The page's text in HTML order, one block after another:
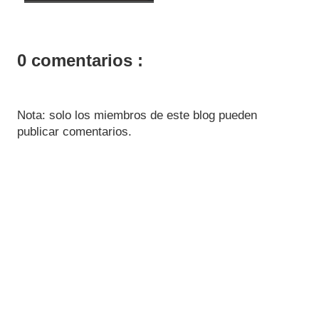
0 comentarios :
Nota: solo los miembros de este blog pueden
publicar comentarios.